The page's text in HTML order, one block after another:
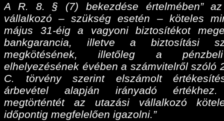
A R. 8. § (7) bekezdése értelmében”
vállalkozó – szükség esetén – köteles
május 31-éig a vagyoni biztosítékot
bankgarancia, illetve a biztosítási
megkötésének, illetőleg a
elhelyezésének évében a számvitelről szóló
C. törvény szerint elszámolt
árbevétel alapján irányadó
megtörténtét az utazási vállalkozó
időpontig megfelelően igazolni.”